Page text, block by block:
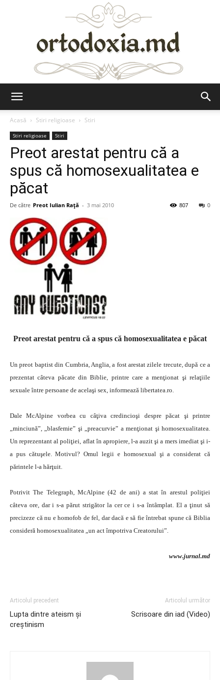
Acasă
Stiri religioase Stiri
Stiri religioase Stiri
Preot arestat pentru că a
spus că homosexualitatea e
păcat
De către Preot Iulian Raţă - 3 mai 2010 0
807
Preot arestat pentru că a spus că homosexualitatea e păcat
Un preot baptist din Cumbria, Anglia, a fost arestat zilele trecute, după ce a
prezentat câteva păcate din Biblie, printre care a menţionat şi relaţiile
sexuale între persoane de acelaşi sex, informează libertatea.ro.
Dale McAlpine vorbea cu câţiva credincioşi despre păcat şi printre
„minciună”, „blasfemie” şi „preacurvie” a menţionat şi homosexualitatea.
Un reprezentant al poliţiei, aflat în apropiere, l-a auzit şi a mers imediat şi i-
a pus cătuşele. Motivul? Omul legii e homosexual şi a considerat că
părintele l-a hărţuit.
Potrivit The Telegraph, McAlpine (42 de ani) a stat în arestul poliţiei
câteva ore, dar i s-a părut strigător la cer ce i s-a întâmplat. El a ţinut să
precizeze că nu e homofob de fel, dar dacă e să fie întrebat spune că Biblia
consideră homosexualitatea „un act împotriva Creatorului”.
www.jurnal.md
Articolul precedent
Lupta dintre ateism şi
creştinism
Articolul următor
Scrisoare din iad (Video)